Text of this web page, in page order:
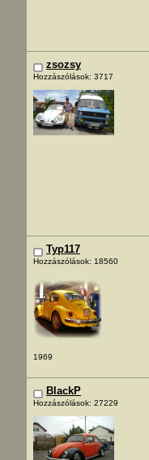
zsozsy
Hozzászólások: 3717
Typ117
Hozzászólások: 18560
1969
BlackP
Hozzászólások: 27229